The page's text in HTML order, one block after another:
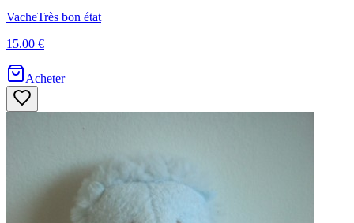
VacheTrès bon état
15.00 €
Acheter